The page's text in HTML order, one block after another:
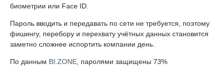
биометрии или Face ID.
Пароль вводить и передавать по сети не требуется, поэтому
фишингу, перебору и перехвату учётных данных становится
заметно сложнее испортить компании день.
По данным BI.ZONE , паролями защищены 73%